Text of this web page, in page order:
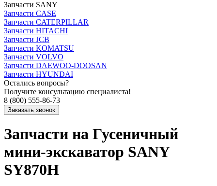
Запчасти SANY
Запчасти CASE
Запчасти CATERPILLAR
Запчасти HITACHI
Запчасти JCB
Запчасти KOMATSU
Запчасти VOLVO
Запчасти DAEWOO-DOOSAN
Запчасти HYUNDAI
Остались вопросы?
Получите консультацию специалиста!
8 (800) 555-86-73
Запчасти на Гусеничный
мини-экскаватор SANY
SY870H